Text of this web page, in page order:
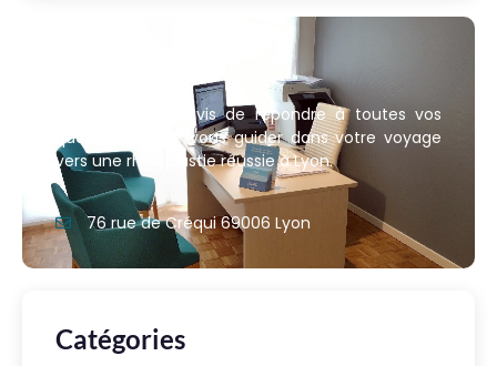
Nous sommes ravis de répondre à toutes vos
questions et de vous guider dans votre voyage
vers une rhinoplastie réussie à Lyon.
76 rue de Créqui 69006 Lyon
Catégories